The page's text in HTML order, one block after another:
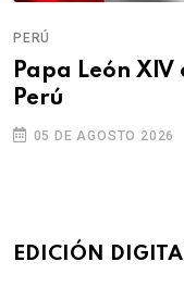
PERÚ
Papa León
Perú
05 DE AGOSTO 2026
EDICIÓN